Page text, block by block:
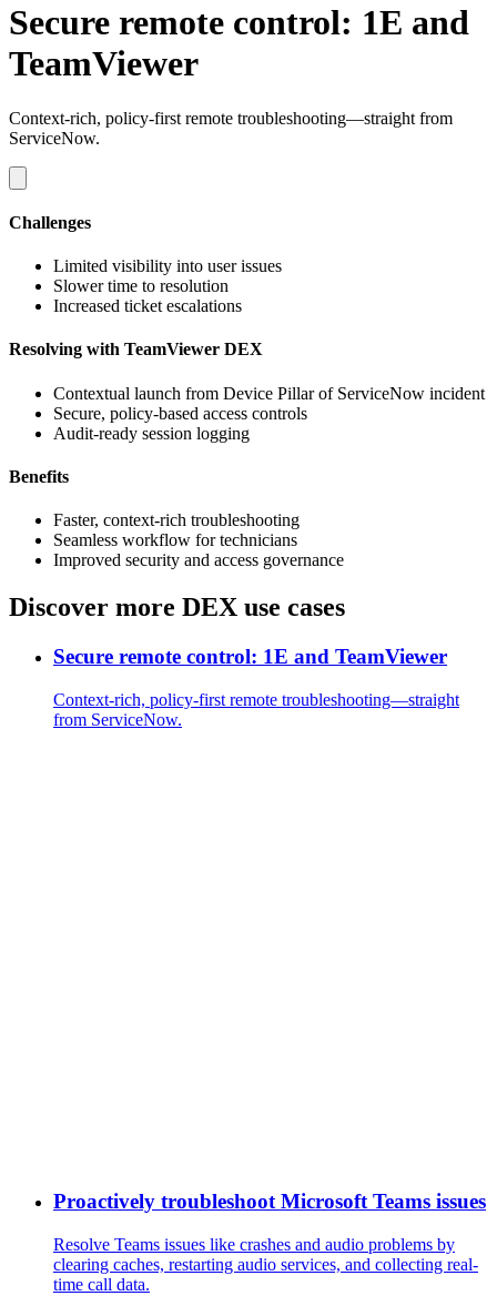
Secure remote control: 1E and
TeamViewer
Context-rich, policy-first remote troubleshooting—straight from
ServiceNow.
Challenges
Limited visibility into user issues
Slower time to resolution
Increased ticket escalations
Resolving with TeamViewer DEX
Contextual launch from Device Pillar of ServiceNow incident
Secure, policy-based access controls
Audit-ready session logging
Benefits
Faster, context-rich troubleshooting
Seamless workflow for technicians
Improved security and access governance
Discover more DEX use cases
Secure remote control: 1E and TeamViewer
Context-rich, policy-first remote troubleshooting—straight
from ServiceNow.
Proactively troubleshoot Microsoft Teams issues
Resolve Teams issues like crashes and audio problems by
clearing caches, restarting audio services, and collecting real-
time call data.